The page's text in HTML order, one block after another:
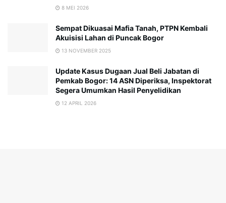
8 MEI 2026
Sempat Dikuasai Mafia Tanah, PTPN Kembali
Akuisisi Lahan di Puncak Bogor
13 NOVEMBER 2025
Update Kasus Dugaan Jual Beli Jabatan di
Pemkab Bogor: 14 ASN Diperiksa, Inspektorat
Segera Umumkan Hasil Penyelidikan
12 APRIL 2026